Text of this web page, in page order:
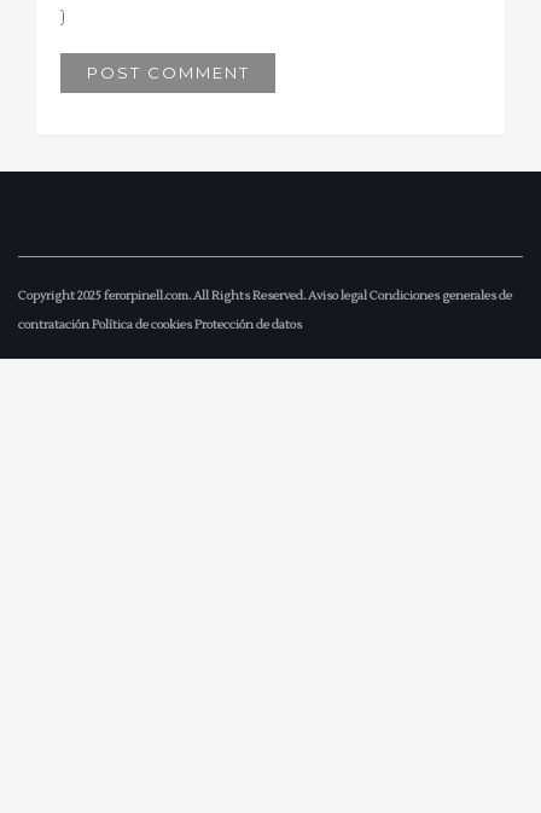
Copyright 2025ferorpinell.com. All Rights Reserved.Aviso legalCondiciones generales de
contrataciónPolítica de cookiesProtección de datos